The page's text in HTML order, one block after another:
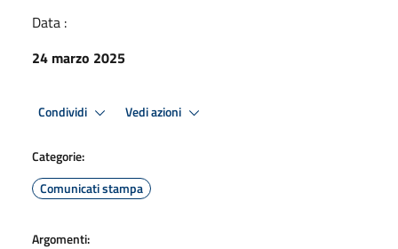
Data :
24 marzo 2025
Condividi Vedi azioni
Categorie:
Comunicati stampa
Argomenti: